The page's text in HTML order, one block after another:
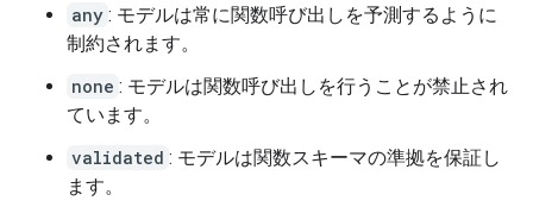
any : モデルは常に関数呼び出しを予測するように
制約されます。
none : モデルは関数呼び出しを行うことが禁止され
ています。
validated : モデルは関数スキーマの準拠を保証し
ます。